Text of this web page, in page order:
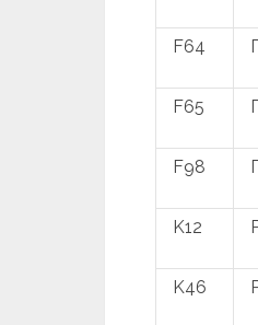
F64
F65
F98
K12
K46